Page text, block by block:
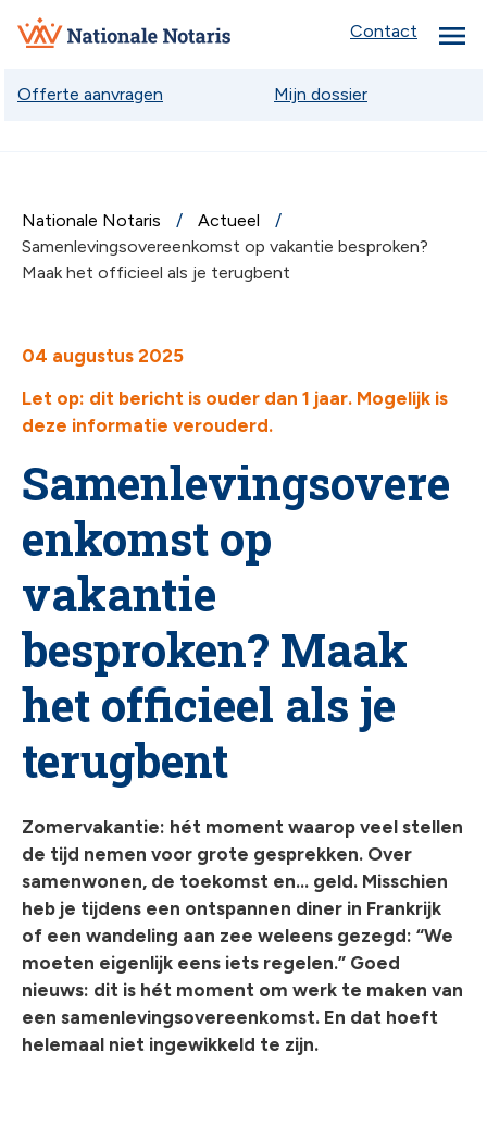
Nationale
Contact menu
Offerte aanvragen Mijn dossier
Nationale Notaris
Actueel
Samenlevingsovereenkomst op vakantie besproken?
Maak het officieel als je terugbent
04 augustus 2025
Let op: dit bericht is ouder dan 1 jaar. Mogelijk is
deze informatie verouderd.
Samenlevingsovere
enkomst op
vakantie
besproken? Maak
het officieel als je
terugbent
Zomervakantie: hét moment waarop veel stellen
de tijd nemen voor grote gesprekken. Over
samenwonen, de toekomst en… geld. Misschien
heb je tijdens een ontspannen diner in Frankrijk
of een wandeling aan zee weleens gezegd: “We
moeten eigenlijk eens iets regelen.” Goed
nieuws: dit is hét moment om werk te maken van
een samenlevingsovereenkomst. En dat hoeft
helemaal niet ingewikkeld te zijn.